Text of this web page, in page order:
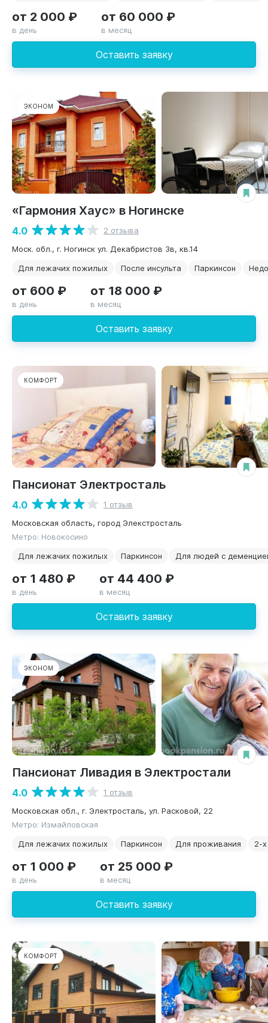
Оставить заявку
от 2 000 ₽
в день
от 60 000 ₽
в месяц
ЭКОНОМ
«Гармония Хаус» в Ногинске
4.0
2 отзыва
Моск. обл., г. Ногинск ул. Декабристов 3в, кв.14
Для лежачих пожилых
После инсульта Паркинсон
Оставить заявку
от 600 ₽
в день
от 18 000 ₽
в месяц
КОМФОРТ
Пансионат Электросталь
4.0
1 отзыв
Московская область, город Элекстросталь
Метро: Новокосино
Для лежачих пожилых
Паркинсон Для людей с
Оставить заявку
от 1 480 ₽
в день
от 44 400 ₽
в месяц
ЭКОНОМ
Пансионат Ливадия в Электростали
4.0
1 отзыв
Московская обл., г. Электросталь, ул. Расковой, 22
Метро: Измайловская
Для лежачих пожилых
Паркинсон Для проживания 2-
Оставить заявку
от 1 000 ₽
в день
от 25 000 ₽
в месяц
КОМФОРТ